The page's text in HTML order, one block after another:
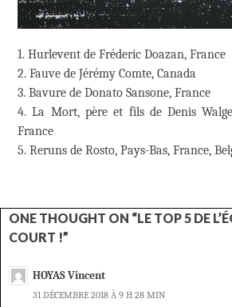
1. Hurlevent de Fréderic Doazan, France
2. Fauve de Jérémy Comte, Canada
3. Bavure de Donato Sansone, France
4. La Mort, père et fils de Denis
France
5. Reruns de Rosto, Pays-Bas, France,
ONE THOUGHT ON “LE TOP 5 DE
COURT !”
HOYAS Vincent
31 DÉCEMBRE 2018 À 9 H 28 MIN